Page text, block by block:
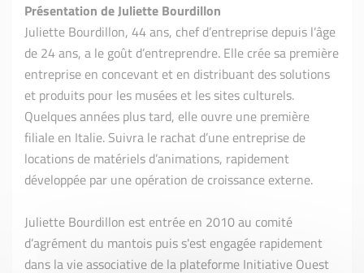
Présentation de Juliette Bourdillon
Juliette Bourdillon, 44 ans, chef d’entreprise depuis l’âge
de 24 ans, a le goût d’entreprendre. Elle crée sa première
entreprise en concevant et en distribuant des solutions
et produits pour les musées et les sites culturels.
Quelques années plus tard, elle ouvre une première
filiale en Italie. Suivra le rachat d’une entreprise de
locations de matériels d’animations, rapidement
développée par une opération de croissance externe.
Juliette Bourdillon est entrée en 2010 au comité
d’agrément du mantois puis s'est engagée rapidement
dans la vie associative de la plateforme Initiative Ouest